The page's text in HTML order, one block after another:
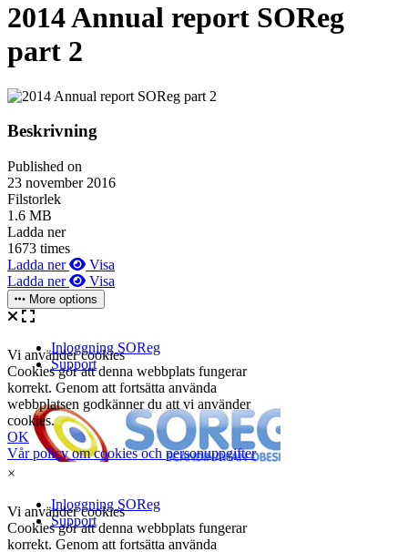
2014 Annual report SOReg
part 2
Beskrivning
Published on
23 november 2016
Filstorlek
1.6 MB
Ladda ner
1673 times
Ladda ner
Visa
Ladda ner
Visa
More options
×